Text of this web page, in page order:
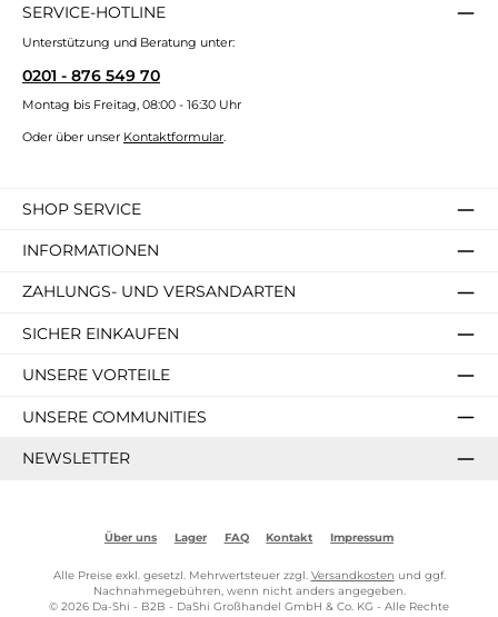
SERVICE-HOTLINE
Unterstützung und Beratung unter:
0201 - 876 549 70
Montag bis Freitag, 08:00 - 16:30 Uhr
Oder über unser Kontaktformular
SHOP SERVICE
INFORMATIONEN
ZAHLUNGS- UND VERSANDARTEN
SICHER EINKAUFEN
UNSERE VORTEILE
UNSERE COMMUNITIES
NEWSLETTER
Über uns Lager FAQ Kontakt Impressum
Alle Preise exkl. gesetzl. Mehrwertsteuer zzgl. Versandkosten und ggf.
Nachnahmegebühren, wenn nicht anders angegeben.
© 2026 Da-Shi - B2B - DaShi Großhandel GmbH & Co. KG - Alle Rechte